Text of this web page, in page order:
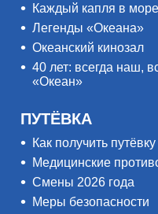
Каждый капля в
Легенды «Океана»
Океанский кинозал
40 лет: всегда наш,
«Океан»
ПУТЁВКА
Как получить
Медицинские
Смены 2026 года
Меры безопасности